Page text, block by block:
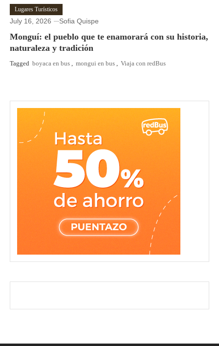
Lugares Turísticos
July 16, 2026 Sofia Quispe
Monguí: el pueblo que te enamorará con su historia,
naturaleza y tradición
Tagged boyaca en bus , mongui en bus , Viaja con redBus